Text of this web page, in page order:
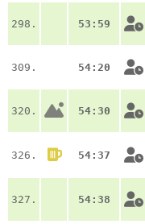
298. 53:59
309. 54:20
320. 54:30
326. 54:37
327. 54:38